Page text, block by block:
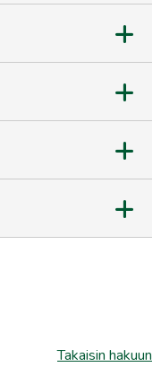
Takaisin hakuun